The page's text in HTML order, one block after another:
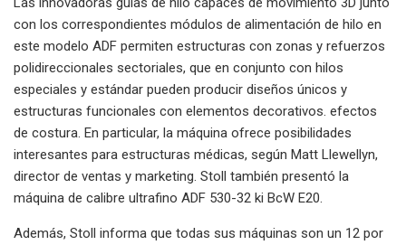
con los correspondientes módulos de alimentación de hilo en
este modelo ADF permiten estructuras con zonas y refuerzos
polidireccionales sectoriales, que en conjunto con hilos
especiales y estándar pueden producir diseños únicos y
estructuras funcionales con elementos decorativos. efectos
de costura. En particular, la máquina ofrece posibilidades
interesantes para estructuras médicas, según Matt Llewellyn,
director de ventas y marketing. Stoll también presentó la
máquina de calibre ultrafino ADF 530-32 ki BcW E20.
Además, Stoll informa que todas sus máquinas son un 12 por